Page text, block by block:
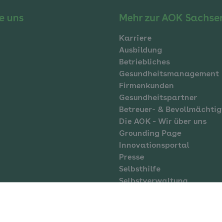
uns Mehr zur AOK
Karriere
Ausbildung
Betriebliches
Gesundheitsmanagement
Firmenkunden
Gesundheitspartner
Betreuer- &
Die AOK - Wir über uns
Grounding Page
Innovationsportal
Presse
Selbsthilfe
Selbstverwaltung